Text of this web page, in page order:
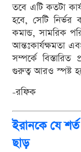
তবে এটি কতটা
হবে, সেটি নির্ভর
কমান্ড, সামরিক
আন্তঃকার্যক্ষমতা
সম্পর্কে
গুরুত্ব আরও স্পষ্ট
-রফিক
ইরানকে যে শর্ত
ছাড়